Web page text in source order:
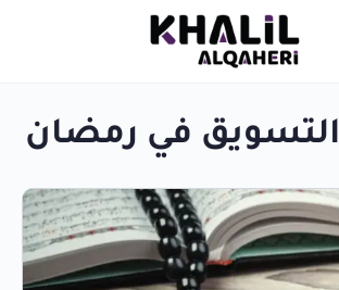
التسويق في رمضان